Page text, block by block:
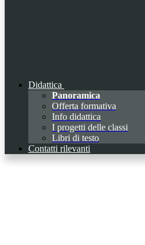
Didattica
Panoramica
Offerta formativa
Info didattica
I progetti delle classi
Libri di testo
Contatti rilevanti